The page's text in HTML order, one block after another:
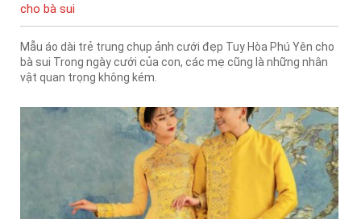
cho bà sui
Mẫu áo dài trẻ trung chụp ảnh cưới đẹp Tuy Hòa Phú Yên cho
bà sui Trong ngày cưới của con, các mẹ cũng là những nhân
vật quan trọng không kém.